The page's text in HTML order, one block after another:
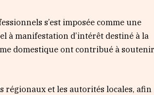
s’est imposée comme une
à manifestation d’intérêt destiné à la
domestique ont contribué à
régionaux et les autorités locales, afin